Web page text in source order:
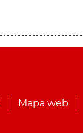
Mapa web